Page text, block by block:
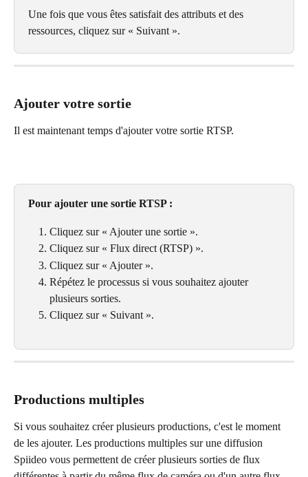
Une fois que vous êtes satisfait des attributs et des
ressources, cliquez sur « Suivant ».
Ajouter votre sortie
Il est maintenant temps d'ajouter votre sortie RTSP.
Pour ajouter une sortie RTSP :
Cliquez sur « Ajouter une sortie ».
Cliquez sur « Flux direct (RTSP) ».
Cliquez sur « Ajouter ».
Répétez le processus si vous souhaitez ajouter
plusieurs sorties.
Cliquez sur « Suivant ».
Productions multiples
Si vous souhaitez créer plusieurs productions, c'est le moment
de les ajouter. Les productions multiples sur une diffusion
Spiideo vous permettent de créer plusieurs sorties de flux